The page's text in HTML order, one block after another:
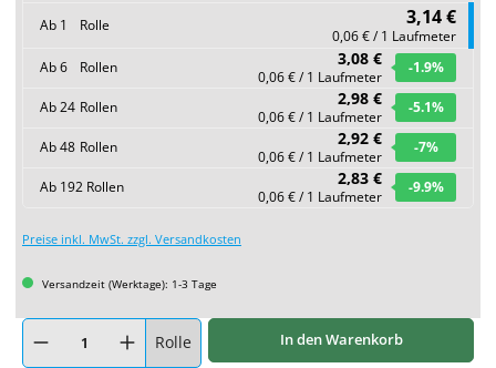
Ab 1 Rolle 3,14 €
0,06 € / 1 Laufmeter
Ab6 Rollen 3,08 €
0,06 € / 1 Laufmeter
-1.9%
Ab24 Rollen 2,98 €
0,06 € / 1 Laufmeter
-5.1%
Ab48 Rollen 2,92 €
0,06 € / 1 Laufmeter
-7%
Ab 192 Rollen 2,83 €
0,06 € / 1 Laufmeter
-9.9%
Preise inkl. MwSt. zzgl. Versandkosten
Versandzeit (Werktage): 1-3 Tage
Produkt Anzahl: Gib den gewünschten Wert ein oder benutze die Schaltflächen
Rolle In den Warenkorb